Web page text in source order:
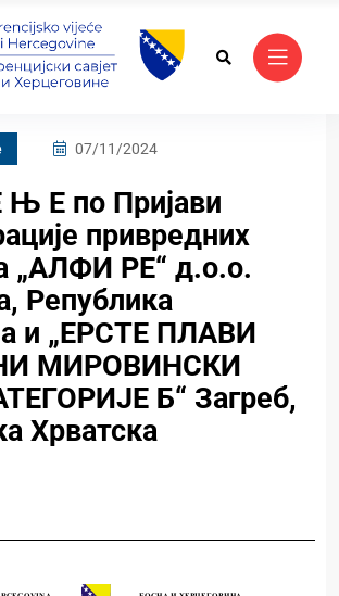
07/11/2024
Е по Пријави
привредних
„АЛФИ РЕ“ д.о.о.
Република
и „ЕРСТЕ ПЛАВИ
МИРОВИНСКИ
Б“ Загреб,
Хрватска